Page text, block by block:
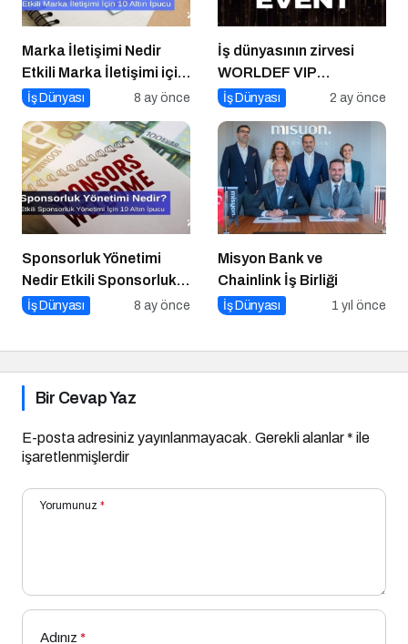
Marka İletişimi Nedir
Etkili Marka İletişimi için
10 Altın Öneri
İş Dünyası 8 ay önce
İş dünyasının zirvesi
WORLDEF VIP
Connect’te buluştu
İş Dünyası 2 ay önce
Sponsorluk Yönetimi
Nedir Etkili Sponsorluk
Yönetimi İçin 10 Altın
İş Dünyası 8 ay önce
Misyon Bank ve
Chainlink İş Birliği
İş Dünyası 1 yıl önce
Bir Cevap Yaz
E-posta adresiniz yayınlanmayacak. Gerekli alanlar* ile
işaretlenmişlerdir
Yorumunuz *
Adınız *